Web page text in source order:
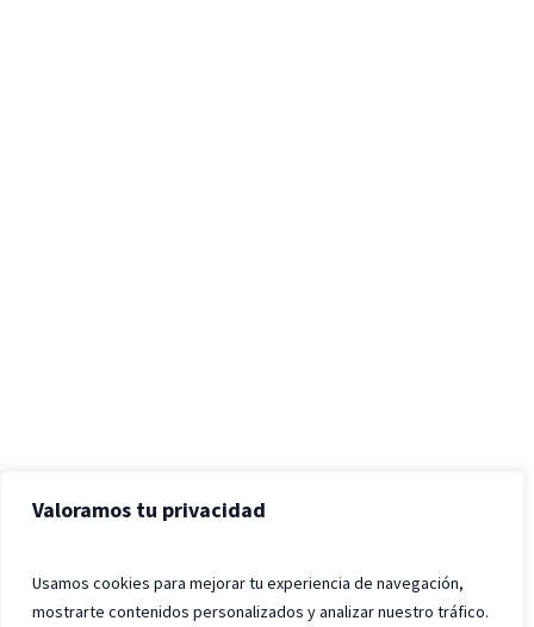
Valoramos tu privacidad
Usamos cookies para mejorar tu experiencia de navegación,
mostrarte contenidos personalizados y analizar nuestro tráfico.